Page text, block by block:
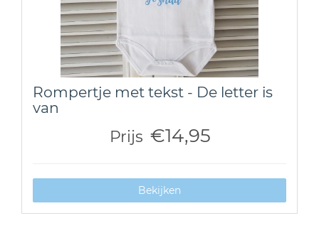
Rompertje met tekst - De letter is
van
Prijs €14,95
Bekijken